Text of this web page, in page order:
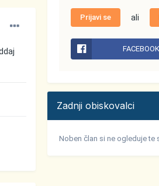
Prijavi se ali
Zadnji obiskovalci
Noben član si ne ogleduje te